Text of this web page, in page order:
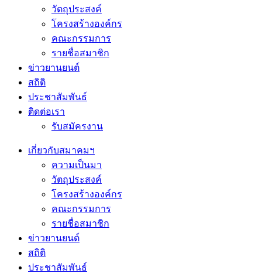
วัตถุประสงค์
โครงสร้างองค์กร
คณะกรรมการ
รายชื่อสมาชิก
ข่าวยานยนต์
สถิติ
ประชาสัมพันธ์
ติดต่อเรา
รับสมัครงาน
เกี่ยวกับสมาคมฯ
ความเป็นมา
วัตถุประสงค์
โครงสร้างองค์กร
คณะกรรมการ
รายชื่อสมาชิก
ข่าวยานยนต์
สถิติ
ประชาสัมพันธ์